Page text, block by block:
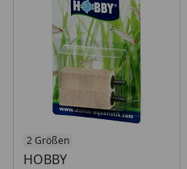
2 Größen
HOBBY